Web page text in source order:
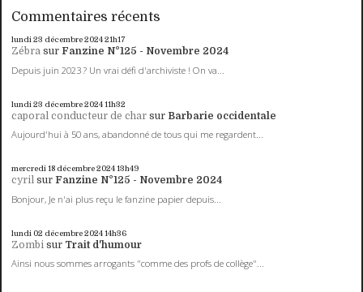
Commentaires récents
lundi 23 décembre 202421h17
Zébra sur Fanzine N°125 - Novembre 2024
Depuis juin 2023 ? Un vrai défi d'archiviste ! On va...
lundi 23 décembre 202411h32
caporal conducteur de char sur Barbarie occidentale
Aujourd'hui à 50 ans, abandonné de tous qui me regardent...
mercredi 18 décembre 202413h49
cyril sur Fanzine N°125 - Novembre 2024
Bonjour, Je n'ai plus reçu le fanzine papier depuis...
lundi 02 décembre 202414h36
Zombi sur Trait d'humour
Ainsi nous sommes arrogants "comme des profs de collège"...